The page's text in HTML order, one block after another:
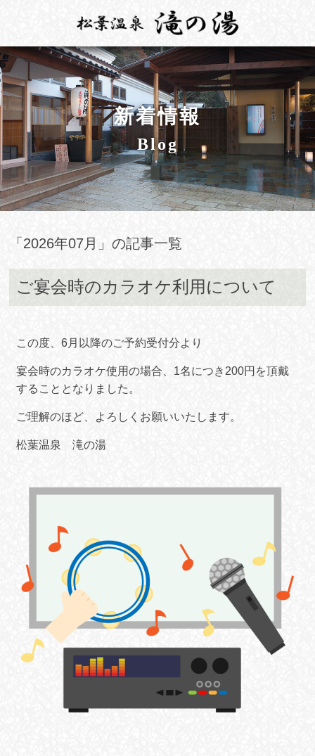
新着情報
Blog
MENU
じ
る
HOME
お部屋
温泉
お料理
施設案内
周辺観光
「2026年07月」の記事一覧
ご宴会時のカラオケ利用について
この度、6月以降のご予約受付分より
宴会時のカラオケ使用の場合、1名につき200円を頂戴
することとなりました。
ご理解のほど、よろしくお願いいたします。
松葉温泉 滝の湯